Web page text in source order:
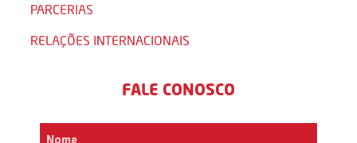
PARCERIAS
RELAÇÕES INTERNACIONAIS
FALE CONOSCO